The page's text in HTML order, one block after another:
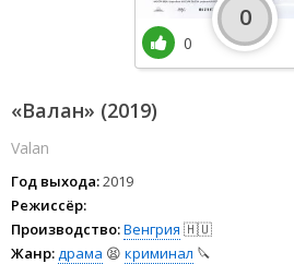
«Валан» (2019)
Valan
Год выхода:2019
Режиссёр:
Производство:Венгрия 🇭🇺
Жанр: драма 😫 криминал 🔪
0
0